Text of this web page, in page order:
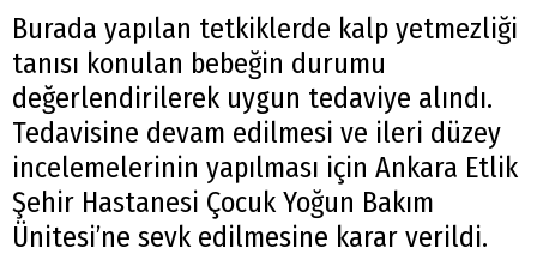
Burada yapılan tetkiklerde kalp yetmezliği
tanısı konulan bebeğin durumu
değerlendirilerek uygun tedaviye alındı.
Tedavisine devam edilmesi ve ileri düzey
incelemelerinin yapılması için Ankara Etlik
Şehir Hastanesi Çocuk Yoğun Bakım
Ünitesi’ne sevk edilmesine karar verildi.